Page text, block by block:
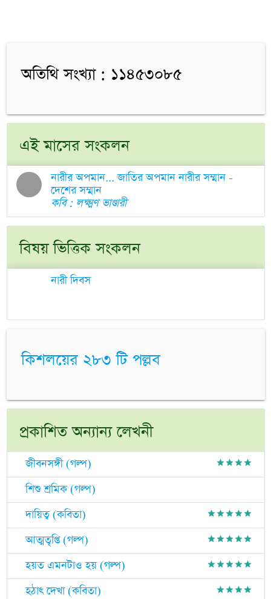
অতিথি সংখ্যা : ১১৪৫৩০৮৫
এই মাসের সংকলন
নারীর অপমান... জাতির অপমান নারীর সম্মান -
দেশের সম্মান
কবি : লক্ষ্মণ ভাণ্ডারী
বিষয় ভিত্তিক সংকলন
নারী দিবস
কিশলয়ের ২৮৩ টি পল্লব
প্রকাশিত অন্যান্য লেখনী
জীবনসঙ্গী (গল্প) gradegradegradegrade
শিশু শ্রমিক (গল্প)
দায়িত্ব (কবিতা)
gradegradegradegradegrade
আত্মতৃপ্তি (গল্প) gradegradegradegradegrade
হয়ত এমনটাও হয় (গল্প) gradegradegradegradegrade
হঠাৎ দেখা (কবিতা) gradegradegradegrade